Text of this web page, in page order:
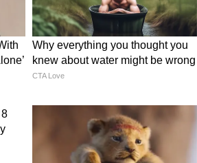
है। यह डिजाइन खाने की
मॉडर्न और साफ-
फास्ट फैशन